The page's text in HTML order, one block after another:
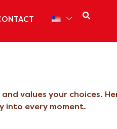
values your choices.
into every moment.